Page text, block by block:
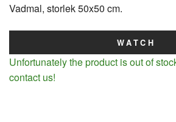
Vadmal, storlek 50x50 cm.
WATCH
Unfortunately the product is out of
contact us!